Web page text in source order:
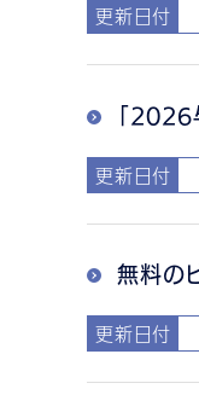
更新日付
「
更新日付
無料の
更新日付